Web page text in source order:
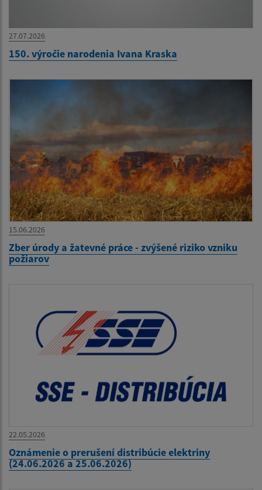
27.07.2026
150. výročie narodenia Ivana Kraska
15.06.2026
Zber úrody a žatevné práce - zvýšené riziko vzniku
požiarov
22.05.2026
Oznámenie o prerušení distribúcie elektriny
(24.06.2026 a 25.06.2026)